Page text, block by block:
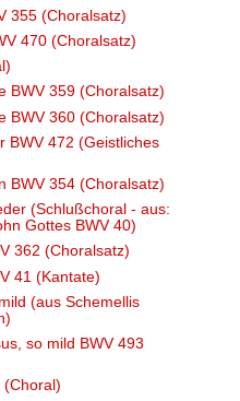
355 (Choralsatz)
470 (Choralsatz)
BWV 359 (Choralsatz)
BWV 360 (Choralsatz)
BWV 472 (Geistliches
BWV 354 (Choralsatz)
(Schlußchoral - aus:
Gottes BWV 40)
362 (Choralsatz)
41 (Kantate)
(aus Schemellis
so mild BWV 493
(Choral)